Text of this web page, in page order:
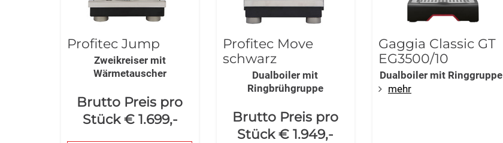
Profitec Jump
Zweikreiser mit
Wärmetauscher
Brutto Preis pro
Stück € 1.699,-
Profitec Move
schwarz
Dualboiler mit
Ringbrühgruppe
Brutto Preis pro
Stück € 1.949,-
Gaggia Classic GT
EG3500/10
Dualboiler mit Ringgruppe
mehr